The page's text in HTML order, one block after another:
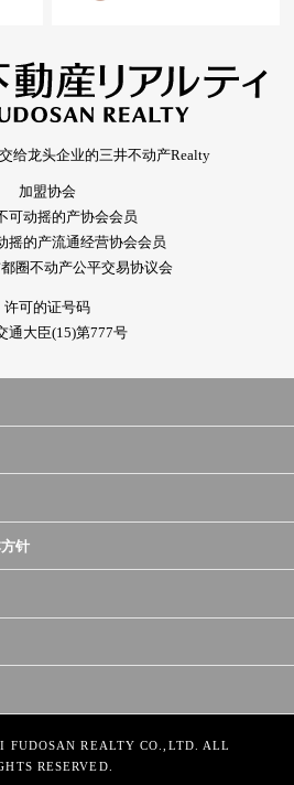
给龙头企业的三井不动产Realty
加盟协会
可动摇的产协会会员
摇的产流通经营协会会员
圈不动产公平交易协议会
许可的证号码
通大臣(15)第777号
针
FUDOSAN REALTY CO.,LTD. ALL
RESERVED.